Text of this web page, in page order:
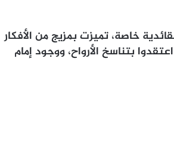
خاصة، تميزت بمزيج من الأفكار
بتناسخ الأرواح، ووجود إمام